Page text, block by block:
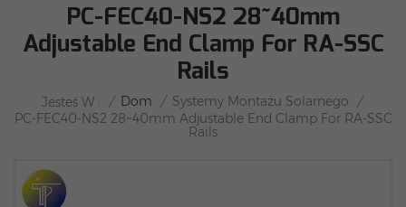
PC-FEC40-NS2 28~40mm
Adjustable End Clamp For RA-SSC
Rails
Jesteś W : / Dom / Systemy Montażu Solarnego
/
PC-FEC40-NS2 28~40mm Adjustable End Clamp For RA-SSC
Rails